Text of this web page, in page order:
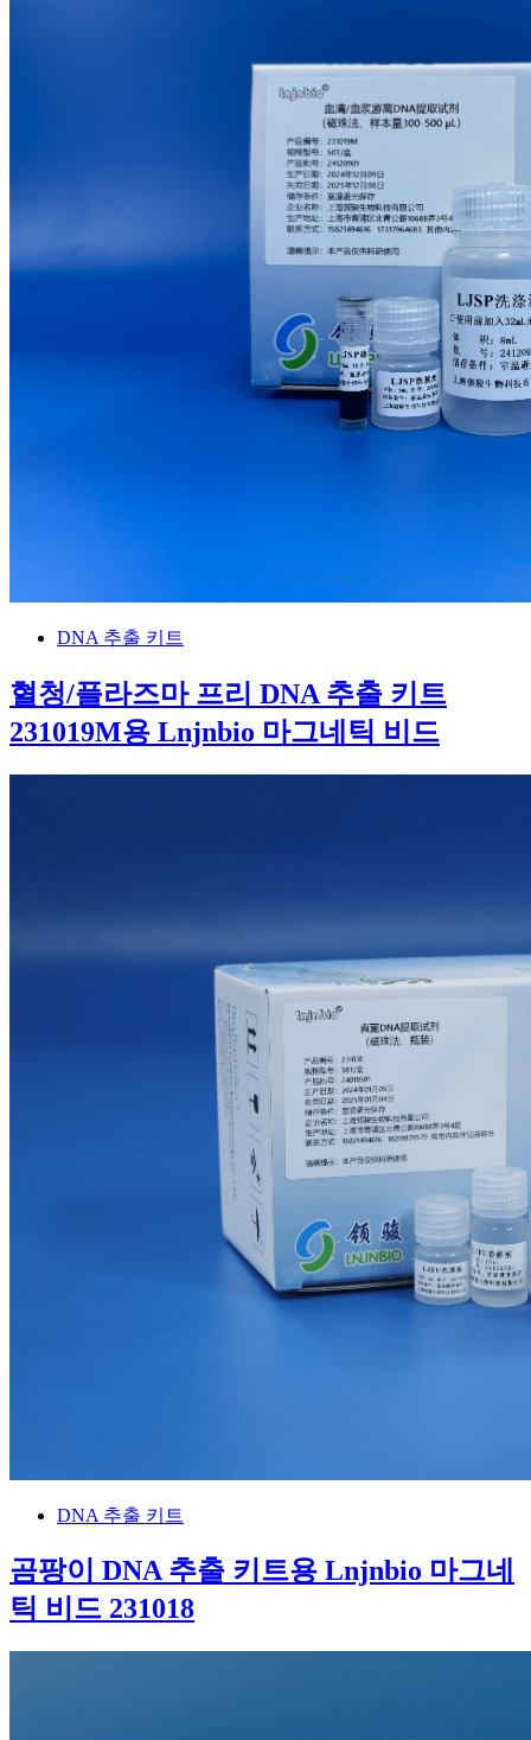
DNA 추출 키트
혈청/플라즈마 프리 DNA 추출 키트
231019M용 Lnjnbio 마그네틱 비드
DNA 추출 키트
곰팡이 DNA 추출 키트용 Lnjnbio 마그네
틱 비드 231018